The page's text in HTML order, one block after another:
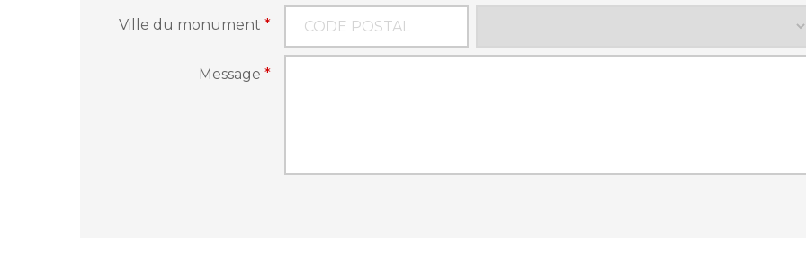
Ville du monument*
Message*